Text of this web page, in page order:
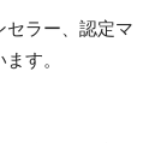
セラー、認定マ
す。